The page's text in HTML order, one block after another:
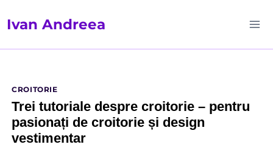
Ivan Andreea
CROITORIE
Trei tutoriale despre croitorie – pentru
pasionați de croitorie și design
vestimentar